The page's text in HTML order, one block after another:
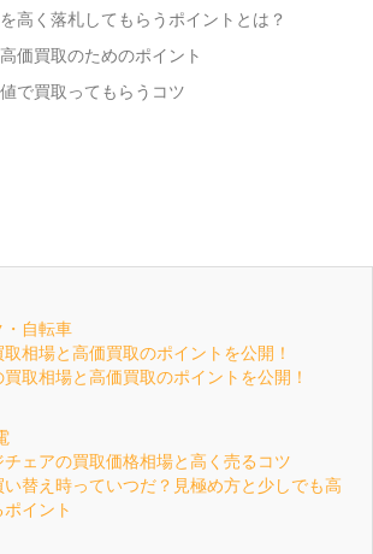
高く落札してもらうポイントとは？
価買取のためのポイント
で買取ってもらうコツ
・自転車
相場と高価買取のポイントを公開！
取相場と高価買取のポイントを公開！
チェアの買取価格相場と高く売るコツ
替え時っていつだ？見極め方と少しでも高
ポイント